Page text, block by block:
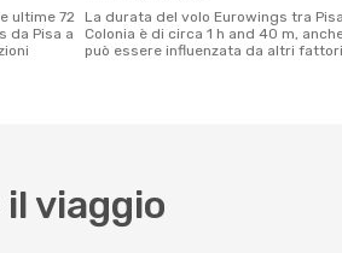
da Pisa a
La durata del volo Eurowings tra Pisa e
Colonia è di circa 1 h and 40 m,
può essere influenzata da altri
viaggio